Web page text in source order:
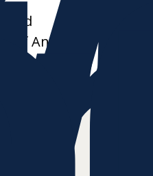
und
Anfrage